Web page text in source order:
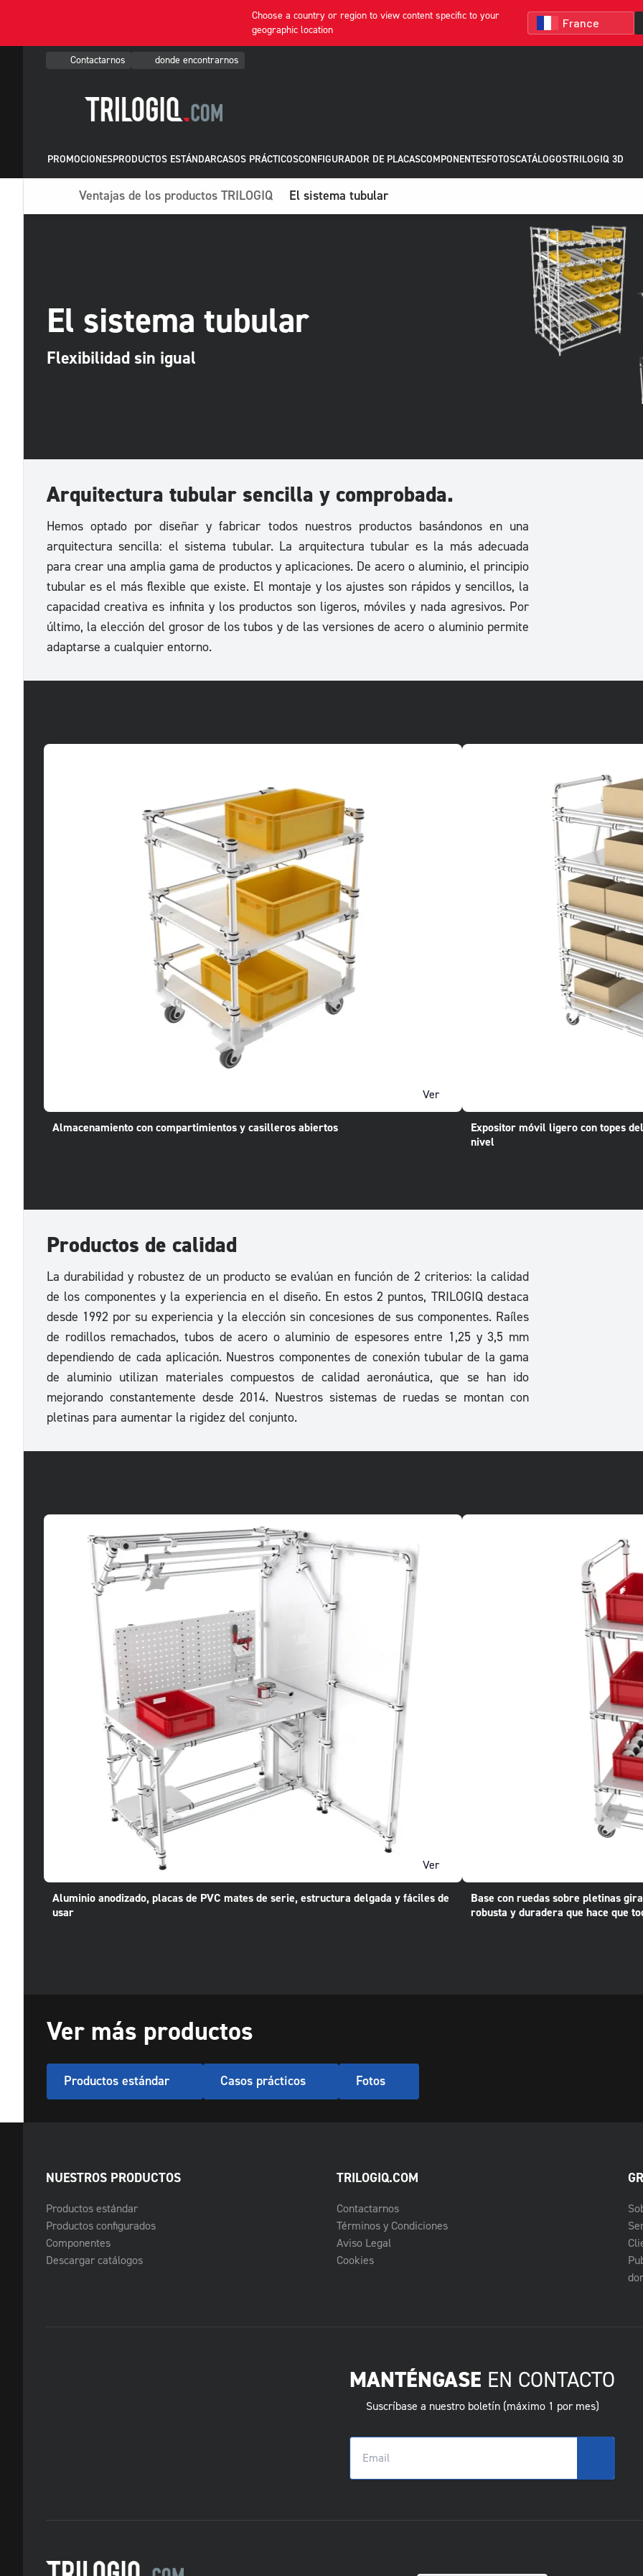
Choose a country or region to view content specific to your
geographic location
Contactarnos donde encontrarnos
PROMOCIONESPRODUCTOS ESTÁNDARCASOS PRÁCTICOSCONFIGURADOR DE PLACASCOMPONENTESFOTOSCATÁLOGOSTRILOGIQ 3D
Ventajas de los productos TRILOGIQ El sistema tubular
El sistema tubular
Flexibilidad sin igual
Arquitectura tubular sencilla y comprobada.
Hemos optado por diseñar y fabricar todos nuestros productos basándonos en una
arquitectura sencilla: el sistema tubular. La arquitectura tubular es la más adecuada
para crear una amplia gama de productos y aplicaciones. De acero o aluminio, el principio
tubular es el más flexible que existe. El montaje y los ajustes son rápidos y sencillos, la
capacidad creativa es infinita y los productos son ligeros, móviles y nada agresivos. Por
último, la elección del grosor de los tubos y de las versiones de acero o aluminio permite
adaptarse a cualquier entorno.
Ver
Almacenamiento con compartimientos y casilleros abiertos
Expositor móvil ligero con topes
nivel
Productos de calidad
La durabilidad y robustez de un producto se evalúan en función de 2 criterios: la calidad
de los componentes y la experiencia en el diseño. En estos 2 puntos, TRILOGIQ destaca
desde 1992 por su experiencia y la elección sin concesiones de sus componentes. Raíles
de rodillos remachados, tubos de acero o aluminio de espesores entre 1,25 y 3,5 mm
dependiendo de cada aplicación. Nuestros componentes de conexión tubular de la gama
de aluminio utilizan materiales compuestos de calidad aeronáutica, que se han ido
mejorando constantemente desde 2014. Nuestros sistemas de ruedas se montan con
pletinas para aumentar la rigidez del conjunto.
Ver
Aluminio anodizado, placas de PVC mates de serie, estructura delgada y fáciles de
usar
Base con ruedas sobre pletinas
robusta y duradera que hace que
Ver más productos
Productos estándar Casos prácticos Fotos
NUESTROS PRODUCTOS
Productos estándar
Productos configurados
Componentes
Descargar catálogos
TRILOGIQ.COM
Contactarnos
Términos y Condiciones
Aviso Legal
Cookies
MANTÉNGASE EN CONTACTO
Suscríbase a nuestro boletín (máximo 1 por mes)